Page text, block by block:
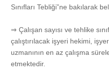
Hakkımızda
Misyonumuz
Hizmetlerimiz
ÇED İşlemleri
Belgelerimiz
Sınıfları Tebliği”ne bakılarak
⇒ Çalışan sayısı ve tehlike
çalıştırılacak işyeri hekimi,
uzmanının en az çalışma
etmektedir.